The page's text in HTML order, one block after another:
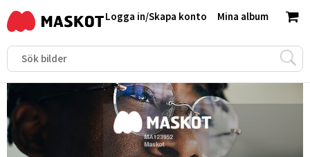
Mina album
Logga in/Skapa konto